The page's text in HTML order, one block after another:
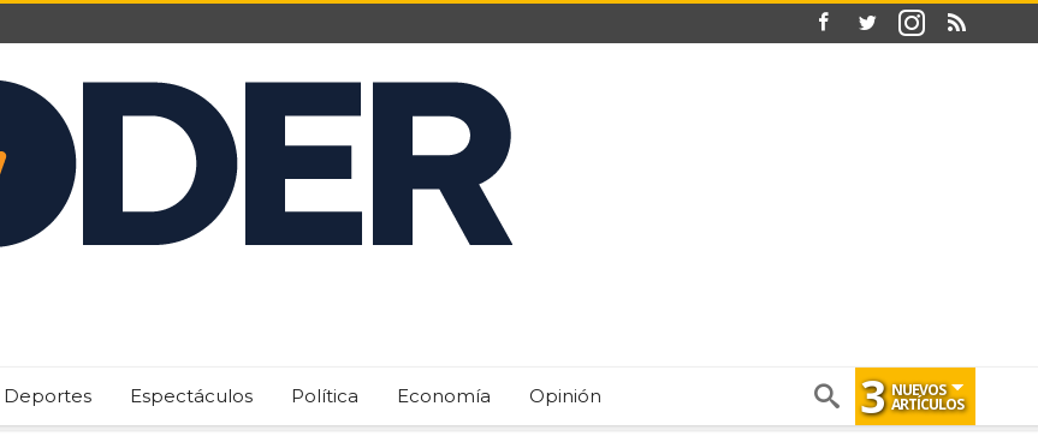
Deportes Espectáculos Política Economía Opinión 3 NUEVOS
ARTÍCULOS